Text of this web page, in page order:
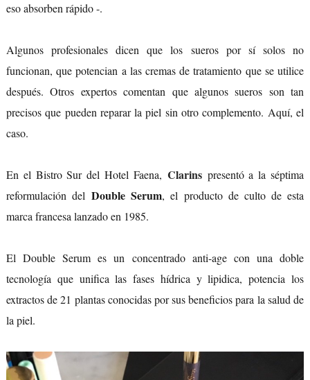
eso absorben rápido -.
Algunos profesionales dicen que los sueros por sí solos no
funcionan, que potencian a las cremas de tratamiento que se utilice
después. Otros expertos comentan que algunos sueros son tan
precisos que pueden reparar la piel sin otro complemento. Aquí, el
caso.
En el Bistro Sur del Hotel Faena, Clarinspresentó a la séptima
reformulación delDouble Serum, el producto de culto de esta
marca francesa lanzado en 1985.
El Double Serum es un concentrado anti-age con una doble
tecnología que unifica las fases hídrica y lipidica, potencia los
extractos de 21 plantas conocidas por sus beneficios para la salud de
la piel.